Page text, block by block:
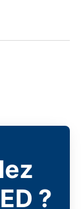
?